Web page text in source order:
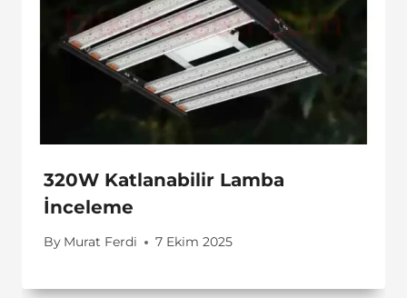
320W Katlanabilir Lamba
İnceleme
By Murat Ferdi 7 Ekim 2025